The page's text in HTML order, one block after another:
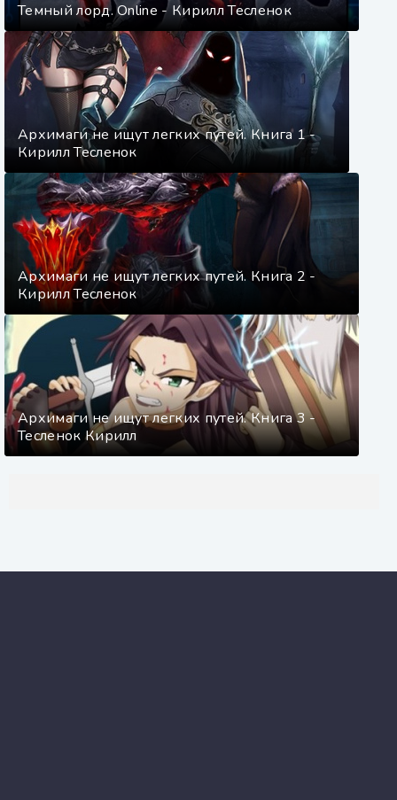
Темный лорд. Online - Кирилл Тесленок
Архимаги не ищут легких путей. Книга 1 -
Кирилл Тесленок
Архимаги не ищут легких путей. Книга 2 -
Кирилл Тесленок
Архимаги не ищут легких путей. Книга 3 -
Тесленок Кирилл